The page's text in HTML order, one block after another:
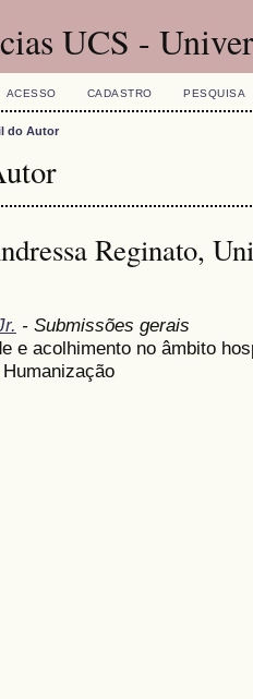
UCS -
ACESSO CADASTRO PESQUISA
do Autor
Reginato,
- Submissões gerais
e acolhimento no âmbito